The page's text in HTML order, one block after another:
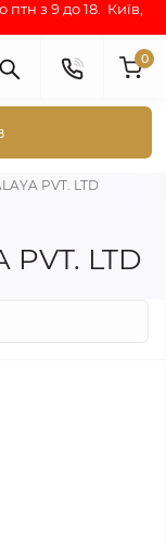
з 9 до 18. Київ,
0
PVT. LTD
PVT. LTD